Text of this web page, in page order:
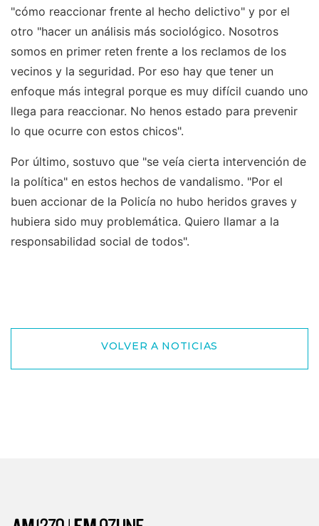
"cómo reaccionar frente al hecho delictivo" y por el
otro "hacer un análisis más sociológico. Nosotros
somos en primer reten frente a los reclamos de los
vecinos y la seguridad. Por eso hay que tener un
enfoque más integral porque es muy difícil cuando uno
llega para reaccionar. No henos estado para prevenir
lo que ocurre con estos chicos".
Por último, sostuvo que "se veía cierta intervención de
la política" en estos hechos de vandalismo. "Por el
buen accionar de la Policía no hubo heridos graves y
hubiera sido muy problemática. Quiero llamar a la
responsabilidad social de todos".
VOLVER A NOTICIAS